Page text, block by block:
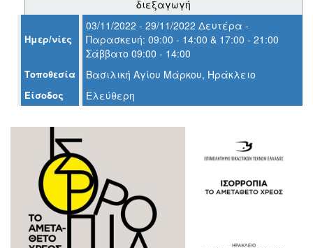
ΠΟΛΙΤΙΣΜΟΣ
ΑΝΘΕΚΤΙΚΗ
διεξαγωγή
Ημερ/νίες
03/11/2022 - 29/11/2022 Δευτέρα -
Παρασκευή: 09:00 - 14:00 & 17:00 - 21:00
Σάββατο 09:00 - 14:00
Τοποθεσία Βασιλική Αγίου Μάρκου, Ηράκλειο
Είσοδος Ελεύθερη